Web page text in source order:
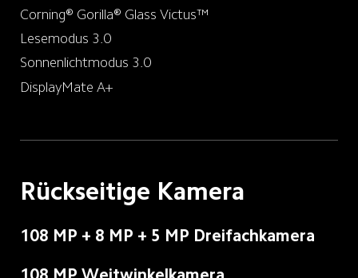
Corning®️ Gorilla®️ Glass Victus™
Lesemodus 3.0
Sonnenlichtmodus 3.0
DisplayMate A+
Rückseitige Kamera
108 MP + 8 MP + 5 MP Dreifachkamera
108 MP Weitwinkelkamera